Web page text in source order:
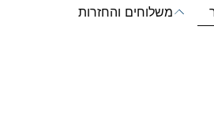
משלוחים והחזרות